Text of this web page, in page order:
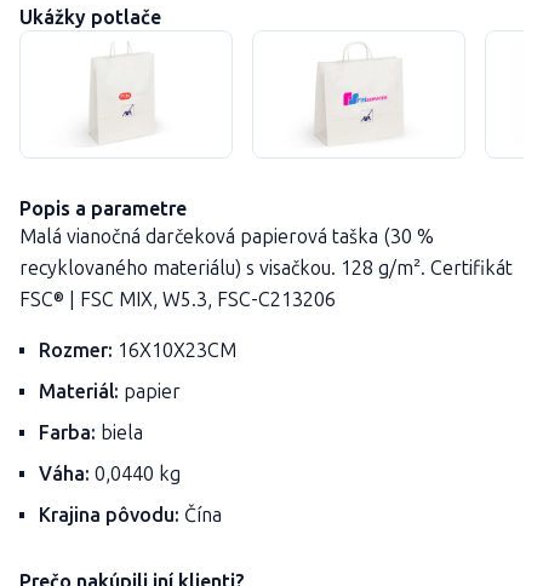
Ukážky potlače
Popis a parametre
Malá vianočná darčeková papierová taška (30 %
recyklovaného materiálu) s visačkou. 128 g/m². Certifikát
FSC® | FSC MIX, W5.3, FSC-C213206
Rozmer: 16X10X23CM
Materiál: papier
Farba: biela
Váha: 0,0440 kg
Krajina pôvodu: Čína